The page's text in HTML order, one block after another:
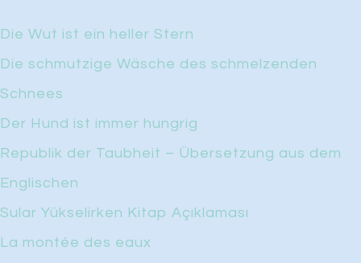
Die Wut ist ein heller Stern
Die schmutzige Wäsche des schmelzenden
Schnees
Der Hund ist immer hungrig
Republik der Taubheit – Übersetzung aus dem
Englischen
Sular Yükselirken Kitap Açıklaması
La montée des eaux